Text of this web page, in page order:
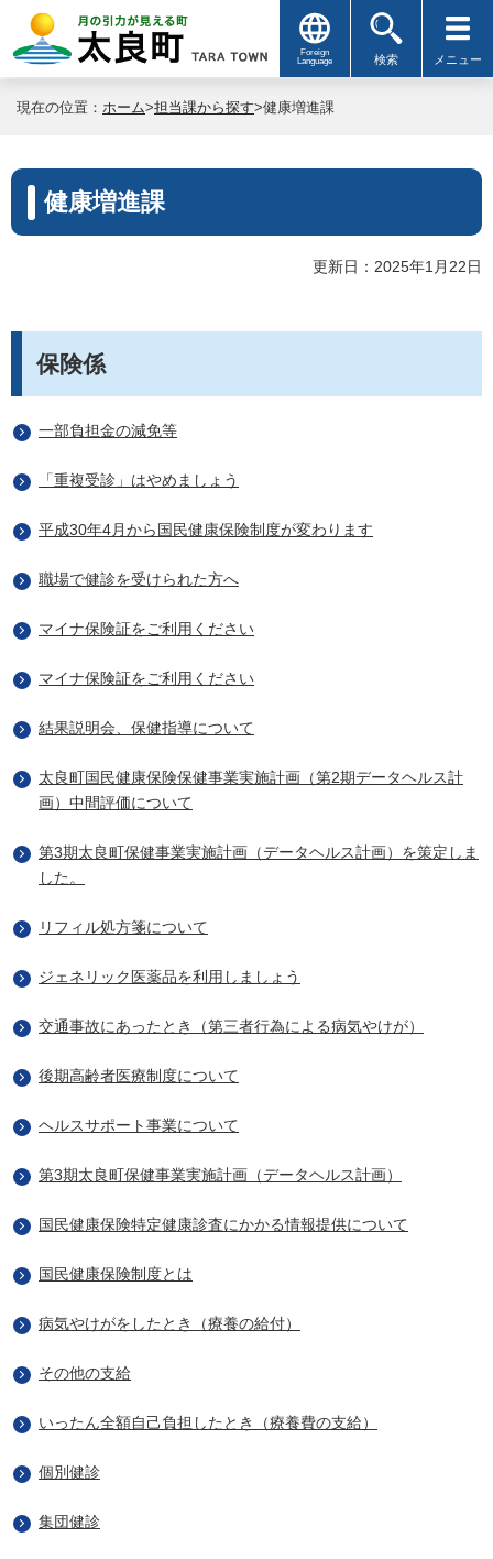
Foreign
Language
検索 メニュー
現在の位置： ホーム>担当課から探す>健康増進課
健康増進課
更新日：2025年1月22日
保険係
一部負担金の減免等
「重複受診」はやめましょう
平成30年4月から国民健康保険制度が変わります
職場で健診を受けられた方へ
マイナ保険証をご利用ください
マイナ保険証をご利用ください
結果説明会、保健指導について
太良町国民健康保険保健事業実施計画（第2期データヘルス計
画）中間評価について
第3期太良町保健事業実施計画（データヘルス計画）を策定しま
した。
リフィル処方箋について
ジェネリック医薬品を利用しましょう
交通事故にあったとき（第三者行為による病気やけが）
後期高齢者医療制度について
ヘルスサポート事業について
第3期太良町保健事業実施計画（データヘルス計画）
国民健康保険特定健康診査にかかる情報提供について
国民健康保険制度とは
病気やけがをしたとき（療養の給付）
その他の支給
いったん全額自己負担したとき（療養費の支給）
個別健診
集団健診